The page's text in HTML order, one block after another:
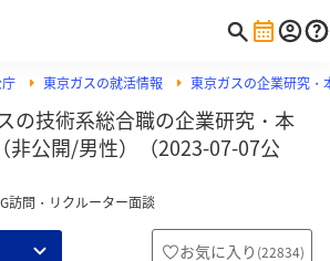
東京ガスの就活情報 東京ガスの企業研究・
の技術系総合職の企業研究・本
非公開/男性）（2023-07-07公
訪問・リクルーター面談
お気に入り (22834)